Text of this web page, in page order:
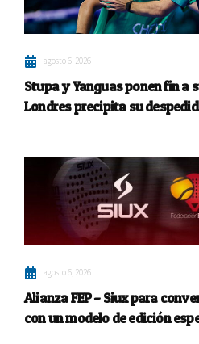
agosto 6, 2026
Stupa y Yanguas ponen fin a
Londres precipita su
agosto 6, 2026
Alianza FEP – Siux para
con un modelo de edición